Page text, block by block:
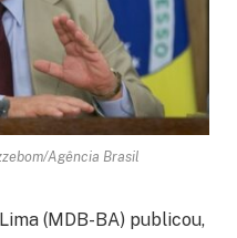
Agência Brasil
(MDB-BA) publicou,